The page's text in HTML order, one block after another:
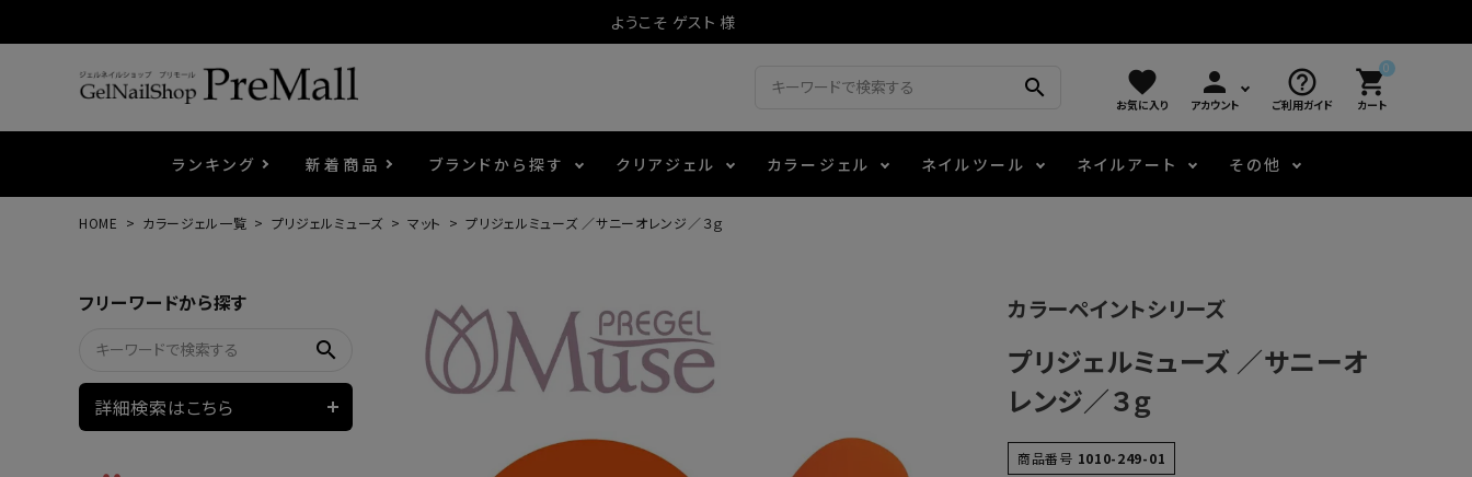
ようこそ ゲスト 様
search favorite
お気に入り
person
アカウント
help_outline
ご利用ガイド
0
shopping_cart
カート
ランキング 新着商品 ブランドから探す クリアジェル カラージェル
マグネティジェル アートインク
ウェービージェル 3Dクレイジェル ニュアンスジェル
ファージェル メタリックジェル エメナコラボジェル
ネイルツール
ピンセット・シザー・スパチュラ 容器・ポーチ
ネイルマシン LEDライト
ネイルアート
パウダー・フレーク その他
その他
HOME カラージェル一覧 プリジェルミューズ マット プリジェルミューズ ／サニーオレンジ／３ｇ
フリーワードから探す
search
詳細検索はこちら
カラーペイントシリーズ
プリジェルミューズ ／サニーオ
レンジ／３ｇ
商品番号 1010-249-01